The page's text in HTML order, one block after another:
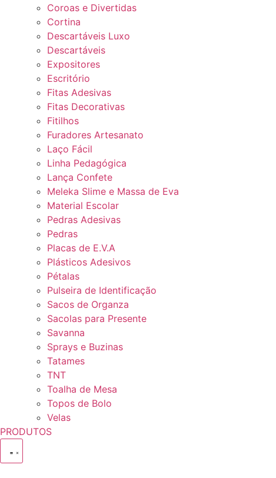
Coroas e Divertidas
Cortina
Descartáveis Luxo
Descartáveis
Expositores
Escritório
Fitas Adesivas
Fitas Decorativas
Fitilhos
Furadores Artesanato
Laço Fácil
Linha Pedagógica
Lança Confete
Meleka Slime e Massa de Eva
Material Escolar
Pedras Adesivas
Pedras
Placas de E.V.A
Plásticos Adesivos
Pétalas
Pulseira de Identificação
Sacos de Organza
Sacolas para Presente
Savanna
Sprays e Buzinas
Tatames
TNT
Toalha de Mesa
Topos de Bolo
Velas
PRODUTOS